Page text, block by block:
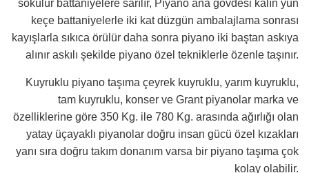
sökülür battaniyelere sarılır, Piyano ana gövdesi kalın yün
keçe battaniyelerle iki kat düzgün ambalajlama sonrası
kayışlarla sıkıca örülür daha sonra piyano iki baştan askıya
alınır askılı şekilde piyano özel tekniklerle özenle taşınır.
Kuyruklu piyano taşıma çeyrek kuyruklu, yarım kuyruklu,
tam kuyruklu, konser ve Grant piyanolar marka ve
özelliklerine göre 350 Kg. ile 780 Kg. arasında ağırlığı olan
yatay üçayaklı piyanolar doğru insan gücü özel kızakları
yanı sıra doğru takım donanım varsa bir piyano taşıma çok
kolay olabilir.